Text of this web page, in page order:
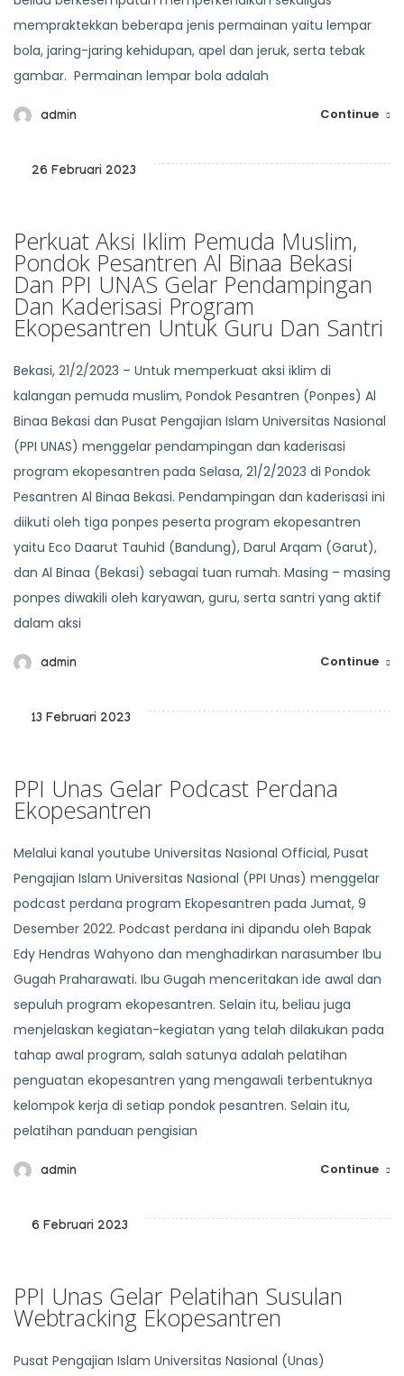
mempraktekkan beberapa jenis permainan yaitu lempar
bola, jaring-jaring kehidupan, apel dan jeruk, serta tebak
gambar. Permainan lempar bola adalah
admin Continue
26 Februari 2023
Perkuat Aksi Iklim Pemuda Muslim,
Pondok Pesantren Al Binaa Bekasi
Dan PPI UNAS Gelar Pendampingan
Dan Kaderisasi Program
Ekopesantren Untuk Guru Dan Santri
Bekasi, 21/2/2023 – Untuk memperkuat aksi iklim di
kalangan pemuda muslim, Pondok Pesantren (Ponpes) Al
Binaa Bekasi dan Pusat Pengajian Islam Universitas Nasional
(PPI UNAS) menggelar pendampingan dan kaderisasi
program ekopesantren pada Selasa, 21/2/2023 di Pondok
Pesantren Al Binaa Bekasi. Pendampingan dan kaderisasi ini
diikuti oleh tiga ponpes peserta program ekopesantren
yaitu Eco Daarut Tauhid (Bandung), Darul Arqam (Garut),
dan Al Binaa (Bekasi) sebagai tuan rumah. Masing – masing
ponpes diwakili oleh karyawan, guru, serta santri yang aktif
dalam aksi
admin Continue
13 Februari 2023
PPI Unas Gelar Podcast Perdana
Ekopesantren
Melalui kanal youtube Universitas Nasional Official, Pusat
Pengajian Islam Universitas Nasional (PPI Unas) menggelar
podcast perdana program Ekopesantren pada Jumat, 9
Desember 2022. Podcast perdana ini dipandu oleh Bapak
Edy Hendras Wahyono dan menghadirkan narasumber Ibu
Gugah Praharawati. Ibu Gugah menceritakan ide awal dan
sepuluh program ekopesantren. Selain itu, beliau juga
menjelaskan kegiatan-kegiatan yang telah dilakukan pada
tahap awal program, salah satunya adalah pelatihan
penguatan ekopesantren yang mengawali terbentuknya
kelompok kerja di setiap pondok pesantren. Selain itu,
pelatihan panduan pengisian
admin Continue
6 Februari 2023
PPI Unas Gelar Pelatihan Susulan
Webtracking Ekopesantren
Pusat Pengajian Islam Universitas Nasional (Unas)